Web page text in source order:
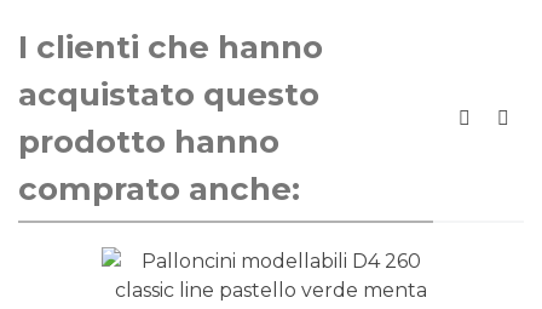
Perfetti per decorazioni di piccole e grandi
dimensioni, offrono qualità e versatilità in ogni
occasione.
La linea di palloncini Classic Line sono gli storici
palloncini Rocca Fun Factory, prodotti in Italia dal
1902. Si distinguono per la qualità eccezionale e la
produzione Made in Italy, sinonimo di maestria
artigianale e attenzione ai dettagli.
I clienti che hanno
acquistato questo
prodotto hanno
comprato anche: